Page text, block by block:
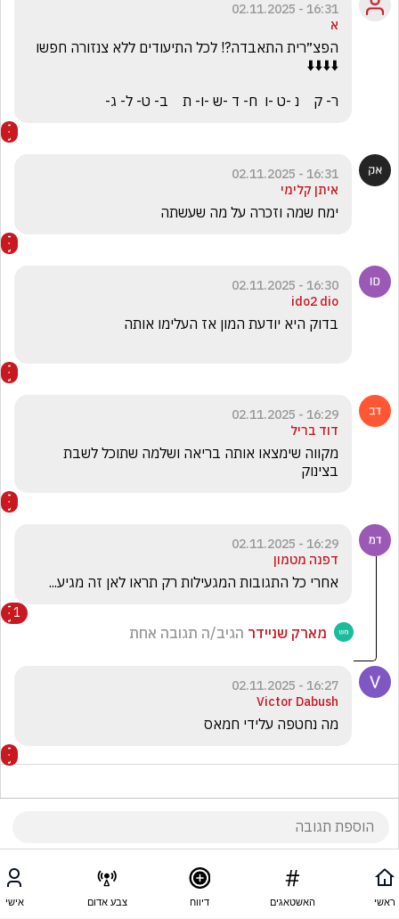
16:31 - 02.11.2025
א
ר- ק    נ -ט -ו  ח- ד -ש -ו- ת    ב- ט- ל- ג-
16:31 - 02.11.2025
איתן קלימי
ימח שמה וזכרה על מה שעשתה
16:30 - 02.11.2025
ido2 dio
16:29 - 02.11.2025
דוד בריל
בצינוק
16:29 - 02.11.2025
דפנה מטמון
אחרי כל התגובות המגעילות רק תראו לאן זה מגיע...
1
מארק שניידר הגיב/ה תגובה אחת
16:27 - 02.11.2025
Victor Dabush
מה נחטפה עלידי חמאס
בוקיציה חלקה
אל תהיו תמימים ראשי האשטאגים דיווח צבע אדום אישי